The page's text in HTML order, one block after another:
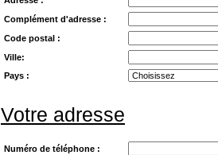
Complément d'adresse :
Code postal :
Ville:
Pays :
Votre adresse
Numéro de téléphone :